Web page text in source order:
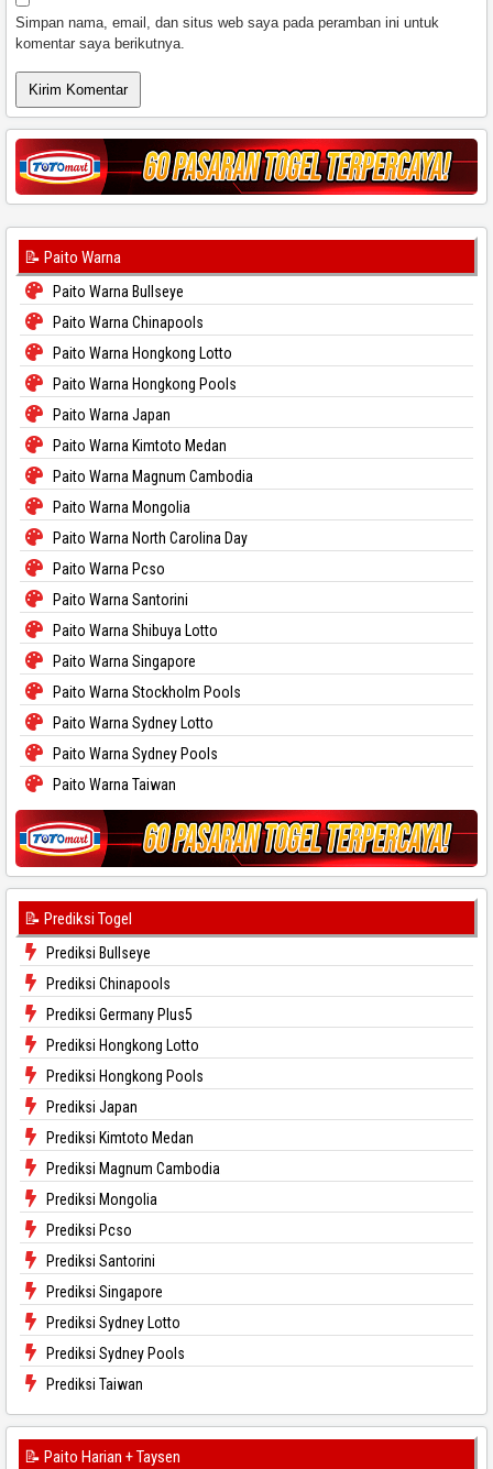
Simpan nama, email, dan situs web saya pada peramban ini untuk
komentar saya berikutnya.
📝 Paito Warna
Paito Warna Bullseye
Paito Warna Chinapools
Paito Warna Hongkong Lotto
Paito Warna Hongkong Pools
Paito Warna Japan
Paito Warna Kimtoto Medan
Paito Warna Magnum Cambodia
Paito Warna Mongolia
Paito Warna North Carolina Day
Paito Warna Pcso
Paito Warna Santorini
Paito Warna Shibuya Lotto
Paito Warna Singapore
Paito Warna Stockholm Pools
Paito Warna Sydney Lotto
Paito Warna Sydney Pools
Paito Warna Taiwan
📝 Prediksi Togel
Prediksi Bullseye
Prediksi Chinapools
Prediksi Germany Plus5
Prediksi Hongkong Lotto
Prediksi Hongkong Pools
Prediksi Japan
Prediksi Kimtoto Medan
Prediksi Magnum Cambodia
Prediksi Mongolia
Prediksi Pcso
Prediksi Santorini
Prediksi Singapore
Prediksi Sydney Lotto
Prediksi Sydney Pools
Prediksi Taiwan
📝 Paito Harian + Taysen